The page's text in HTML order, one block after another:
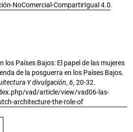
NoComercial-CompartirIgual 4.0.
los Países Bajos: El papel de las mujeres
de la posguerra en los Países Bajos.
Y divulgación, 6, 20-32.
vad/article/view/vad06-las-
architecture-the-role-of